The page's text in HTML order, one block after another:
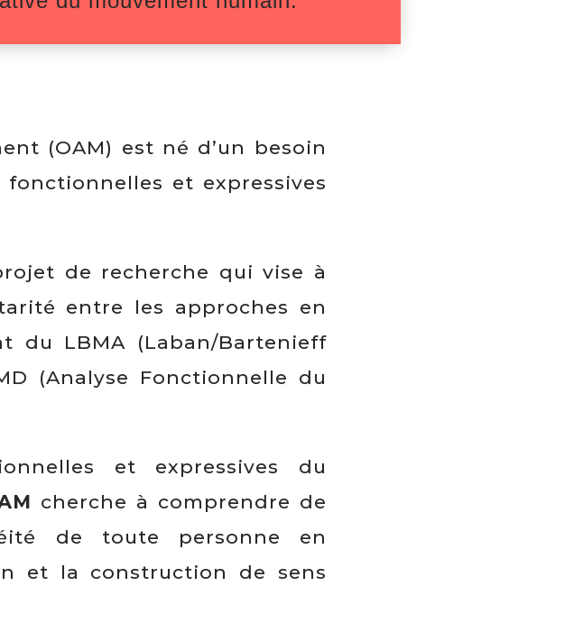
(OAM) est né d’un besoin
et expressives
de recherche qui vise à
entre les approches en
du LBMA (Laban/Bartenieff
(Analyse Fonctionnelle du
et expressives du
cherche à comprendre de
de toute personne en
et la construction de sens